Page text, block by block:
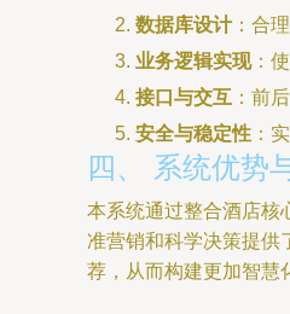
数据库设计：合
业务逻辑实现：
接口与交互 ：前
安全与稳定性 ：
四、 系统优势
本系统通过整合酒店核
准营销和科学决策提供
荐，从而构建更加智慧